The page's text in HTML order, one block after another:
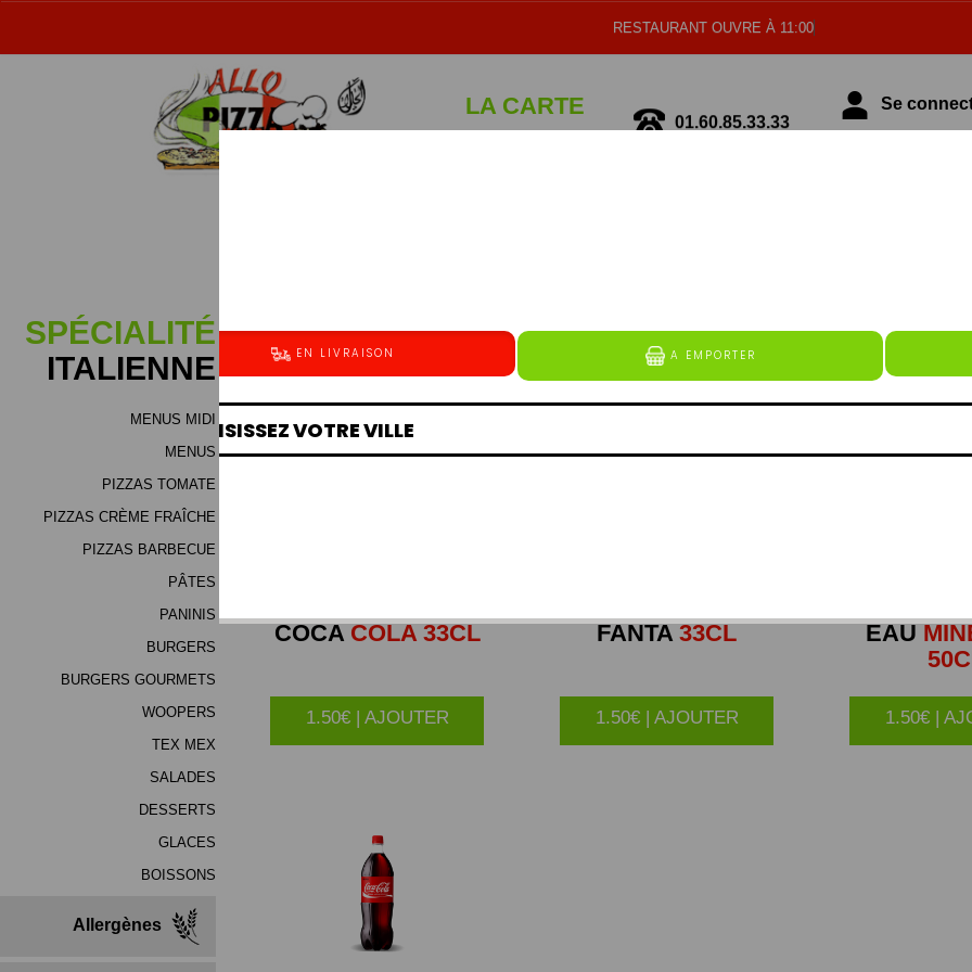
RESTAURANT OUVRE À 11:00
LA CARTE Se
SPÉCIALITÉ
ITALIENNE
MENUS MIDI
MENUS
PIZZAS TOMATE
PIZZAS CRÈME FRAÎCHE
PIZZAS BARBECUE
PÂTES
PANINIS
BURGERS
BURGERS GOURMETS
WOOPERS
TEX MEX
SALADES
DESSERTS
GLACES
BOISSONS
Allergènes
BOISSONS
COCACOLA 33CL
1.50€ | AJOUTER
FANTA33CL
1.50€ | AJOUTER
EAU
1.50€ |